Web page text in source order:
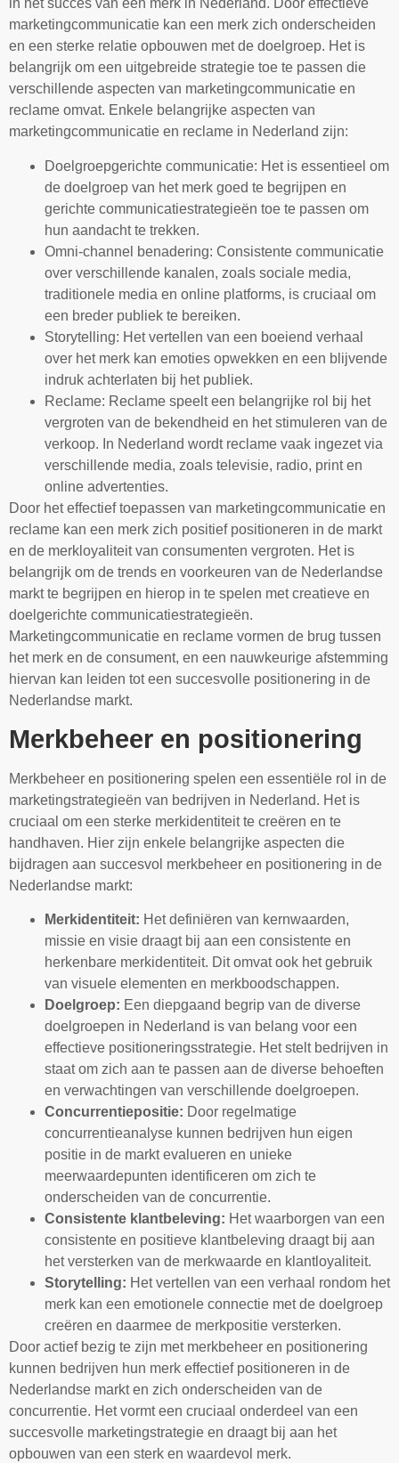
in het succes van een merk in Nederland. Door effectieve
marketingcommunicatie kan een merk zich onderscheiden
en een sterke relatie opbouwen met de doelgroep. Het is
belangrijk om een uitgebreide strategie toe te passen die
verschillende aspecten van marketingcommunicatie en
reclame omvat. Enkele belangrijke aspecten van
marketingcommunicatie en reclame in Nederland zijn:
Doelgroepgerichte communicatie: Het is essentieel om
de doelgroep van het merk goed te begrijpen en
gerichte communicatiestrategieën toe te passen om
hun aandacht te trekken.
Omni-channel benadering: Consistente communicatie
over verschillende kanalen, zoals sociale media,
traditionele media en online platforms, is cruciaal om
een breder publiek te bereiken.
Storytelling: Het vertellen van een boeiend verhaal
over het merk kan emoties opwekken en een blijvende
indruk achterlaten bij het publiek.
Reclame: Reclame speelt een belangrijke rol bij het
vergroten van de bekendheid en het stimuleren van de
verkoop. In Nederland wordt reclame vaak ingezet via
verschillende media, zoals televisie, radio, print en
online advertenties.
Door het effectief toepassen van marketingcommunicatie en
reclame kan een merk zich positief positioneren in de markt
en de merkloyaliteit van consumenten vergroten. Het is
belangrijk om de trends en voorkeuren van de Nederlandse
markt te begrijpen en hierop in te spelen met creatieve en
doelgerichte communicatiestrategieën.
Marketingcommunicatie en reclame vormen de brug tussen
het merk en de consument, en een nauwkeurige afstemming
hiervan kan leiden tot een succesvolle positionering in de
Nederlandse markt.
Merkbeheer en positionering
Merkbeheer en positionering spelen een essentiële rol in de
marketingstrategieën van bedrijven in Nederland. Het is
cruciaal om een sterke merkidentiteit te creëren en te
handhaven. Hier zijn enkele belangrijke aspecten die
bijdragen aan succesvol merkbeheer en positionering in de
Nederlandse markt:
Merkidentiteit: Het definiëren van kernwaarden,
missie en visie draagt bij aan een consistente en
herkenbare merkidentiteit. Dit omvat ook het gebruik
van visuele elementen en merkboodschappen.
Doelgroep: Een diepgaand begrip van de diverse
doelgroepen in Nederland is van belang voor een
effectieve positioneringsstrategie. Het stelt bedrijven in
staat om zich aan te passen aan de diverse behoeften
en verwachtingen van verschillende doelgroepen.
Concurrentiepositie: Door regelmatige
concurrentieanalyse kunnen bedrijven hun eigen
positie in de markt evalueren en unieke
meerwaardepunten identificeren om zich te
onderscheiden van de concurrentie.
Consistente klantbeleving: Het waarborgen van een
consistente en positieve klantbeleving draagt bij aan
het versterken van de merkwaarde en klantloyaliteit.
Storytelling: Het vertellen van een verhaal rondom het
merk kan een emotionele connectie met de doelgroep
creëren en daarmee de merkpositie versterken.
Door actief bezig te zijn met merkbeheer en positionering
kunnen bedrijven hun merk effectief positioneren in de
Nederlandse markt en zich onderscheiden van de
concurrentie. Het vormt een cruciaal onderdeel van een
succesvolle marketingstrategie en draagt bij aan het
opbouwen van een sterk en waardevol merk.